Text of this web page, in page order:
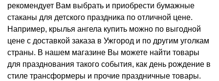
рекомендует Вам выбрать и приобрести бумажные
стаканы для детского праздника по отличной цене.
Например, крылья ангела купить можно по выгодной
цене с доставкой заказа в Ужгород и по другим уголкам
страны. В нашем магазине Вы можете найти товары
для празднования такого события, как день рождение в
стиле трансформеры и прочие праздничные товары.